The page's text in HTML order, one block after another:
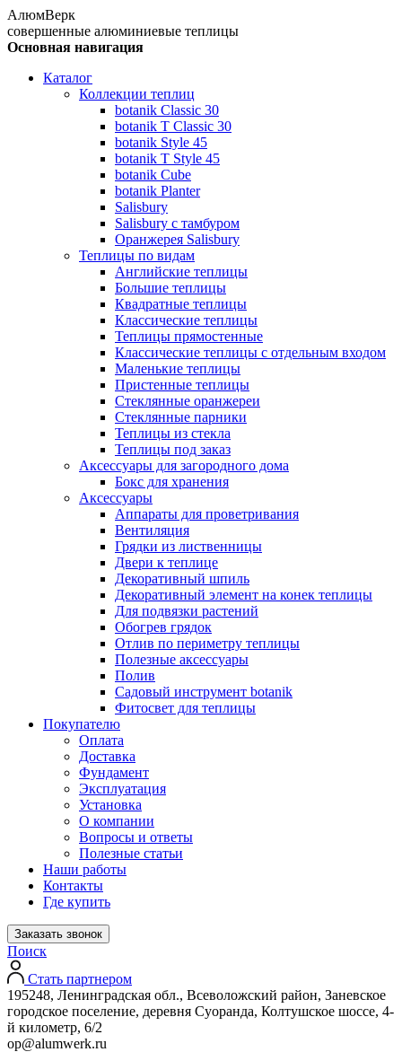
АлюмВерк
совершенные алюминиевые теплицы
Основная навигация
Каталог
Коллекции теплиц
botanik Classic 30
botanik T Classic 30
botanik Style 45
botanik Т Style 45
botanik Cube
botanik Planter
Salisbury
Salisbury с тамбуром
Оранжерея Salisbury
Теплицы по видам
Английские теплицы
Большие теплицы
Квадратные теплицы
Классические теплицы
Теплицы прямостенные
Классические теплицы с отдельным входом
Маленькие теплицы
Пристенные теплицы
Стеклянные оранжереи
Стеклянные парники
Теплицы из стекла
Теплицы под заказ
Аксессуары для загородного дома
Бокс для хранения
Аксессуары
Аппараты для проветривания
Вентиляция
Грядки из лиственницы
Двери к теплице
Декоративный шпиль
Декоративный элемент на конек теплицы
Для подвязки растений
Обогрев грядок
Отлив по периметру теплицы
Полезные аксессуары
Полив
Садовый инструмент botanik
Фитосвет для теплицы
Покупателю
Оплата
Доставка
Фундамент
Эксплуатация
Установка
О компании
Вопросы и ответы
Полезные статьи
Наши работы
Контакты
Где купить
Заказать звонок
Поиск
Стать партнером
195248, Ленинградская обл., Всеволожский район, Заневское
городское поселение, деревня Суоранда, Колтушское шоссе, 4-
й километр, 6/2
op@alumwerk.ru